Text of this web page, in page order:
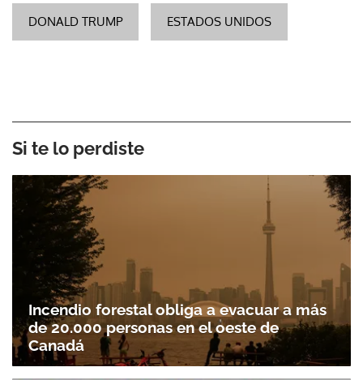
DONALD TRUMP ESTADOS UNIDOS
Si te lo perdiste
Incendio forestal obliga a evacuar a más
de 20.000 personas en el oeste de
Canadá